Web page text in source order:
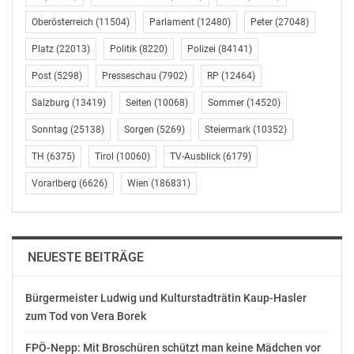
gezielte Wachstumsstrategie unseren wichtigsten
Erfolgsfaktor darstellen.“
Als globales Dienstleistungsunternehmen,
börsennotiert in New York und weltweit in 120 Ländern
mit 50.000 Mitarbeitern tätig, bietet Aon auch Top
Karriere Chancen. „Wir investieren gezielt in Aus- und
Weiterbildungsmaßnahmen, sowie die Förderung von
Talenten. Internationalität, Diversity, eine Frauen-Quote
von über 50 Prozent, Vernetzung und gezielter
Erfahrungsaustausch sind bei uns selbstverständlich.
Arbeitsbedingungen vor, die sie sich wünschen – ohne
Zusammenarbeit, auch über Ländergrenzen hinaus.
Unser Global Mobility Programm ermöglicht es,
Mitarbeiterinnen und Mitarbeitern beispielsweise, im
Oberösterreich (11504) Parlament (12480) Peter (27048)
Platz (22013) Politik (8220) Polizei (84141)
Post (5298) Presseschau (7902) RP (12464)
Salzburg (13419) Seiten (10068) Sommer (14520)
Sonntag (25138) Sorgen (5269) Steiermark (10352)
TH (6375) Tirol (10060) TV-Ausblick (6179)
Vorarlberg (6626) Wien (186831)
NEUESTE BEITRÄGE
Bürgermeister Ludwig und Kulturstadträtin Kaup-Hasler
zum Tod von Vera Borek
FPÖ-Nepp: Mit Broschüren schützt man keine Mädchen vor